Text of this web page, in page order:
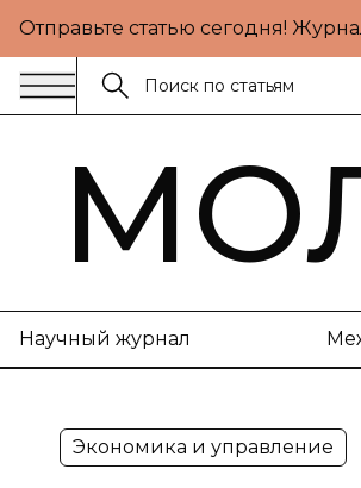
Отправьте статью сегодня!
Научный журнал
Экономика и управление